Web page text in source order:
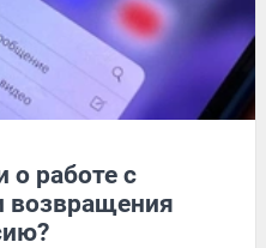
о работе с
возвращения